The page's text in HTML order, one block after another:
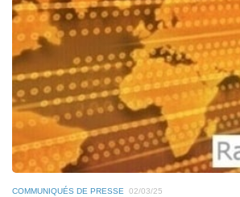
COMMUNIQUÉS DE PRESSE 02/03/25